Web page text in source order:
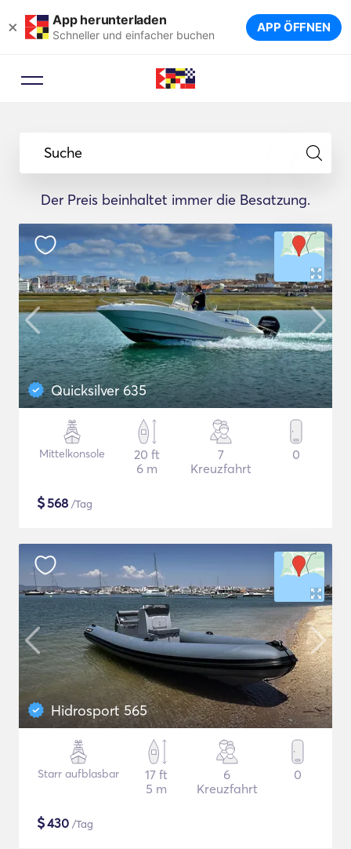
× App herunterladen
Schneller und einfacher buchen APP ÖFFNEN
Suche
Der Preis beinhaltet immer die Besatzung.
Quicksilver 635
Mittelkonsole
20 ft
6 m
7
Kreuzfahrt
0
$568 /Tag
Hidrosport 565
Starr aufblasbar
17 ft
5 m
6
Kreuzfahrt
0
$430 /Tag